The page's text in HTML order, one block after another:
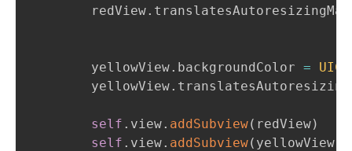
        redView
.
        yellowView
. backgroundColor =
        yellowView
.
self . view. addSubview( redView)
self . view. addSubview( yellowView